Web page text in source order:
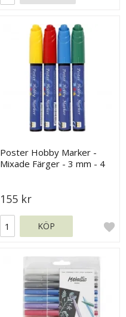
Poster Hobby Marker -
Mixade Färger - 3 mm - 4
155 kr
KÖP